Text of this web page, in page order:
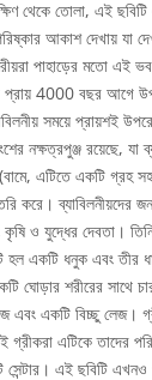
থেকে তোলা, এই
আকাশ দেখায় যা
পাহাড়ের মতো এই
প্রায় 4000 বছর আগে
সময়ে প্রায়শই
নক্ষত্রপুঞ্জ রয়েছে, যা
এটিতে একটি গ্রহ
করে। ব্যাবিলনীয়দের
ও যুদ্ধের দেবতা।
হল একটি ধনুক এবং তীর
ঘোড়ার শরীরের সাথে
একটি বিচ্ছু লেজ।
এটিকে তাদের
এই ছবিটি